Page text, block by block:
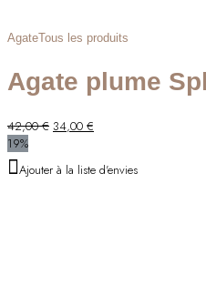
AgateTous les produits
Agate plume
42,00€ Le
était :
34,00 €
est :
19%
Ajouter à la liste d'envies